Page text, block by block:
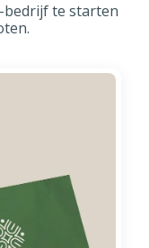
bedrijf te starten